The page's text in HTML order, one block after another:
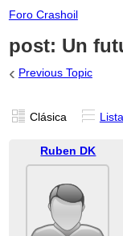
Foro Crashoil
post: Un
‹ Previous Topic
Clásica Lista
Ruben DK